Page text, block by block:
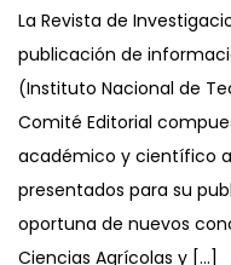
La Revista de
publicación de
(Instituto Nacional de
Comité Editorial
académico y científico
presentados para su
oportuna de nuevos
Ciencias Agrícolas y […]